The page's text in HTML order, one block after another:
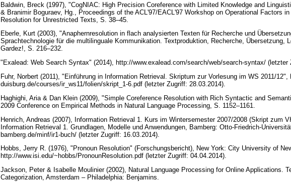
Baldwin, Breck (1997), "CogNIAC: High Precision Coreference with Limited Knowledge and
& Branimir Boguraev, Hg., Proceedings of the ACL'97/EACL'97 Workshop on Operational Factors
Resolution for Unrestricted Texts, S. 38–45.
Eberle, Kurt (2003), "Anaphernresolution in flach analysierten Texten für Recherche und
Sprachtechnologie für die multilinguale Kommunikation. Textproduktion, Recherche, Übersetzung,
Gardez!, S. 216–232.
"Exalead: Web Search Syntax" (2014), http://www.exalead.com/search/web/search-syntax/ (letzter
Fuhr, Norbert (2011), "Einführung in Information Retrieval. Skriptum zur Vorlesung im WS 2011/
duisburg.de/courses/ir_ws11/folien/skript_1-6.pdf (letzter Zugriff: 28.03.2014).
Haghighi, Aria & Dan Klein (2009), "Simple Coreference Resolution with Rich Syntactic and
2009 Conference on Empirical Methods in Natural Language Processing, S. 1152–1161.
Henrich, Andreas (2007), Information Retrieval 1. Kurs im Wintersemester 2007/2008 (Skript zum
Information Retrieval 1. Grundlagen, Modelle und Anwendungen, Bamberg: Otto-Friedrich-
bamberg.de/minf/ir1-buch/ (letzter Zugriff: 16.03.2014).
Hobbs, Jerry R. (1976), "Pronoun Resolution" (Forschungsbericht), New York: City University of
http://www.isi.edu/~hobbs/PronounResolution.pdf (letzter Zugriff: 04.04.2014).
Jackson, Peter & Isabelle Moulinier (2002), Natural Language Processing for Online Applications.
Categorization, Amsterdam – Philadelphia: Benjamins.